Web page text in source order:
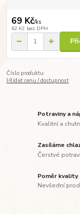
69 Kč/ks
62 Kč bez DPH
Číslo produktu:
Hlídat cenu / dostupnost
Potraviny a
Kvalitní a
Zasíláme
Čerstvé
Poměr kvality
Nevšední